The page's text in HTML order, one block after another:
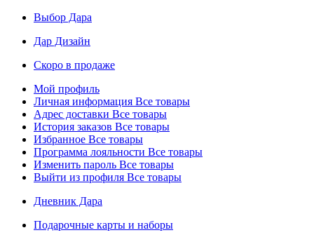
Выбор Дара
Дар Дизайн
Скоро в продаже
Мой профиль
Личная информация Все товары
Адрес доставки Все товары
История заказов Все товары
Избранное Все товары
Программа лояльности Все товары
Изменить пароль Все товары
Выйти из профиля Все товары
Дневник Дара
Подарочные карты и наборы